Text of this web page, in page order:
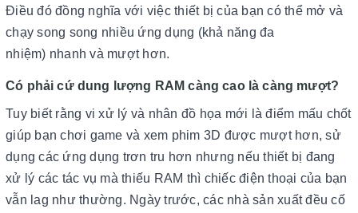
Điều đó đồng nghĩa với việc thiết bị của bạn có thể mở và
chạy song song nhiều ứng dụng (khả năng đa
nhiệm) nhanh và mượt hơn.
Có phải cứ dung lượng RAM càng cao là càng mượt?
Tuy biết rằng vi xử lý và nhân đồ họa mới là điểm mấu chốt
giúp bạn chơi game và xem phim 3D được mượt hơn, sử
dụng các ứng dụng trơn tru hơn nhưng nếu thiết bị đang
xử lý các tác vụ mà thiếu RAM thì chiếc điện thoại của bạn
vẫn lag như thường. Ngày trước, các nhà sản xuất đều cố